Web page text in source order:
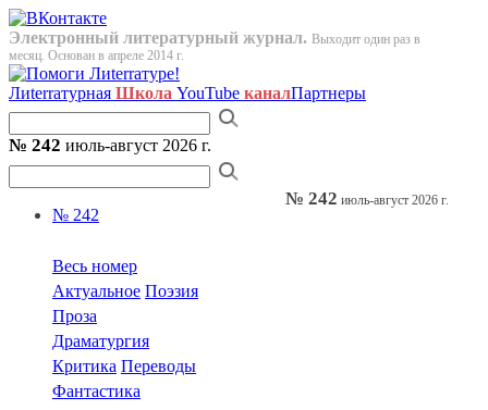
Электронный литературный журнал. Выходит один раз в
месяц. Основан в апреле 2014 г.
Лиterraтурная Школа YouTube каналПартнеры
№ 242 июль-август 2026 г.
№ 242
Весь номер
Актуальное Поэзия
Проза
Драматургия
Критика Переводы
Фантастика
№ 242 июль-август 2026 г.